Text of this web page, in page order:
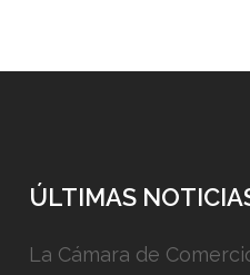
ÚLTIMAS
La Cámara de